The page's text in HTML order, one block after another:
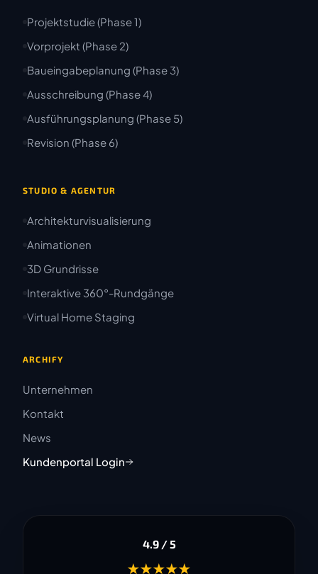
Projektstudie (Phase 1)
Vorprojekt (Phase 2)
Baueingabeplanung (Phase 3)
Ausschreibung (Phase 4)
Ausführungsplanung (Phase 5)
Revision (Phase 6)
STUDIO & AGENTUR
Architekturvisualisierung
Animationen
3D Grundrisse
Interaktive 360°-Rundgänge
Virtual Home Staging
ARCHIFY
Unternehmen
Kontakt
News
Kundenportal Login
4.9 / 5
★★★★★